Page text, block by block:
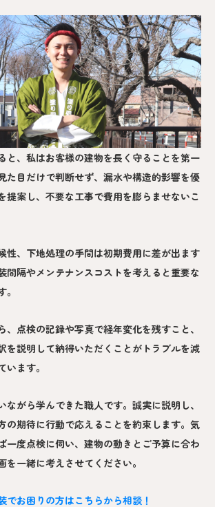
と、私はお客様の建物を長く守ることを第一
た目だけで判断せず、漏水や構造的影響を優
提案し、不要な工事で費用を膨らませないこ
性、下地処理の手間は初期費用に差が出ます
間隔やメンテナンスコストを考えると重要な
、点検の記録や写真で経年変化を残すこと、
を説明して納得いただくことがトラブルを減
います。
ながら学んできた職人です。誠実に説明し、
の期待に行動で応えることを約束します。気
一度点検に伺い、建物の動きとご予算に合わ
を一緒に考えさせてください。
でお困りの方はこちらから相談！